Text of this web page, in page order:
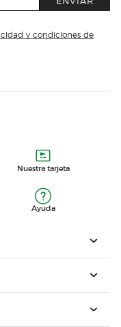
y condiciones de
Nuestra tarjeta
Ayuda